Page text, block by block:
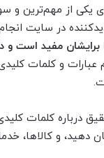
یکی از مهم‌ترین و
در سایت
مفید است و
عبارات‌ و کلمات
درباره کلمات
و کالاها،